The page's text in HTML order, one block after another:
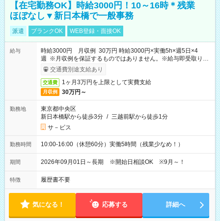
【在宅勤務OK】時給3000円！10～16時＊残業
ほぼなし▼新日本橋で一般事務
派遣 ブランクOK WEB登録・面接OK
給与
時給3000円 月収例 30万円 時給3000円×実働5h×週5日×4
週 ※月収例を保証するものではありません。※給与即受取りサ
ービス利用可（利用条件有）
交通費別途支給あり
交通費 1ヶ月3万円を上限として実費支給
月収例 30万円～
勤務地
東京都中央区
新日本橋駅から徒歩3分 / 三越前駅から徒歩1分
サ－ビス
勤務時間 10:00-16:00（休憩60分）実働5時間（残業少なめ！）
期間 2026年09月01日～長期 ※開始日相談OK ※9月～！
特徴 履歴書不要
気になる！ 応募する 詳細へ